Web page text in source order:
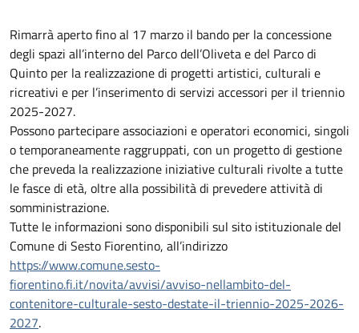
Descrizione
Rimarrà aperto fino al 17 marzo il bando per la concessione
degli spazi all’interno del Parco dell’Oliveta e del Parco di
Quinto per la realizzazione di progetti artistici, culturali e
ricreativi e per l’inserimento di servizi accessori per il triennio
2025-2027.
Possono partecipare associazioni e operatori economici, singoli
o temporaneamente raggruppati, con un progetto di gestione
che preveda la realizzazione iniziative culturali rivolte a tutte
le fasce di età, oltre alla possibilità di prevedere attività di
somministrazione.
Tutte le informazioni sono disponibili sul sito istituzionale del
Comune di Sesto Fiorentino, all’indirizzo
https://www.comune.sesto-
fiorentino.fi.it/novita/avvisi/avviso-nellambito-del-
contenitore-culturale-sesto-destate-il-triennio-2025-2026-
2027.